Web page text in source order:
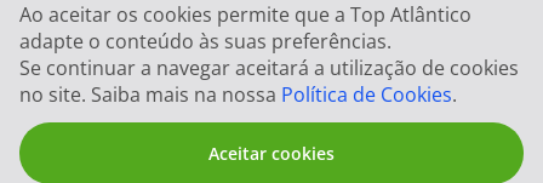
Ao aceitar os cookies permite que a Top Atlântico
adapte o conteúdo às suas preferências.
Se continuar a navegar aceitará a utilização de cookies
no site. Saiba mais na nossa Política de Cookies.
Aceitar cookies
2026 © Todos os direitos reservados:Top Atlântico, Viagens e Turismo